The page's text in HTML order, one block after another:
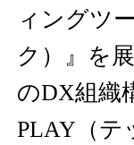
ィングツ
ク）』を
のDX組織
PLAY（テ